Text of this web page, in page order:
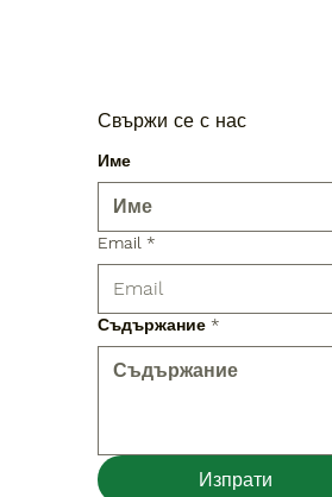
Свържи се с нас
Име
Email *
Съдържание *
Изпрати